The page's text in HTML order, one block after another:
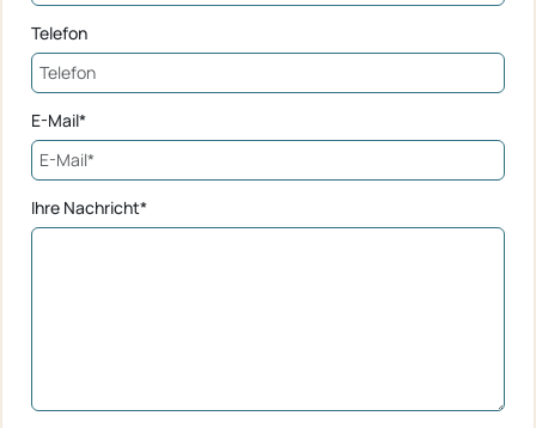
Telefon
E-Mail*
Ihre Nachricht*